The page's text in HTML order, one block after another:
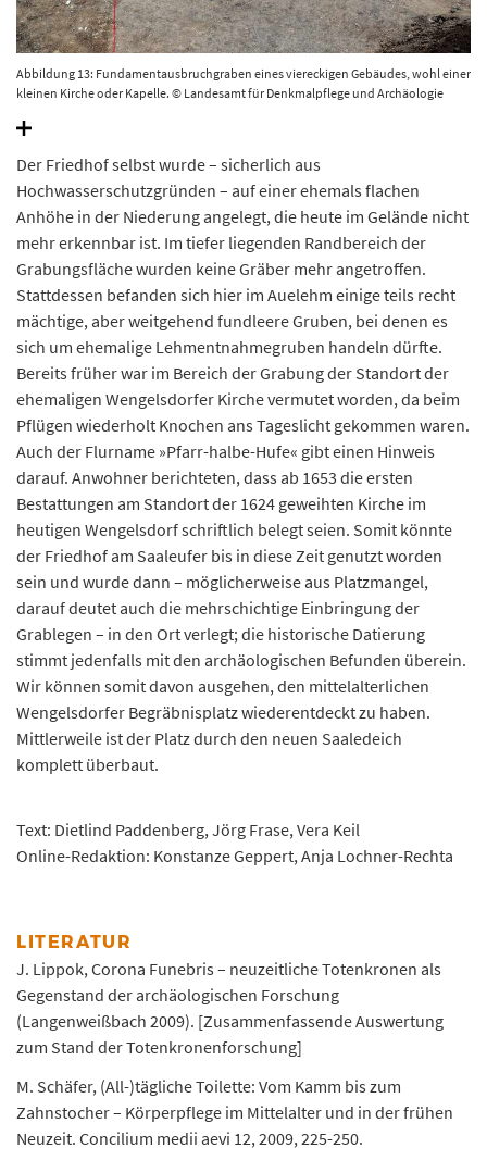
Abbildung 13: Fundamentausbruchgraben eines viereckigen Gebäudes, wohl einer
kleinen Kirche oder Kapelle. © Landesamt für Denkmalpflege und Archäologie
Der Friedhof selbst wurde – sicherlich aus
Hochwasserschutzgründen – auf einer ehemals flachen
Anhöhe in der Niederung angelegt, die heute im Gelände nicht
mehr erkennbar ist. Im tiefer liegenden Randbereich der
Grabungsfläche wurden keine Gräber mehr angetroffen.
Stattdessen befanden sich hier im Auelehm einige teils recht
mächtige, aber weitgehend fundleere Gruben, bei denen es
sich um ehemalige Lehmentnahmegruben handeln dürfte.
Bereits früher war im Bereich der Grabung der Standort der
ehemaligen Wengelsdorfer Kirche vermutet worden, da beim
Pflügen wiederholt Knochen ans Tageslicht gekommen waren.
Auch der Flurname »Pfarr-halbe-Hufe« gibt einen Hinweis
darauf. Anwohner berichteten, dass ab 1653 die ersten
Bestattungen am Standort der 1624 geweihten Kirche im
heutigen Wengelsdorf schriftlich belegt seien. Somit könnte
der Friedhof am Saaleufer bis in diese Zeit genutzt worden
sein und wurde dann – möglicherweise aus Platzmangel,
darauf deutet auch die mehrschichtige Einbringung der
Grablegen – in den Ort verlegt; die historische Datierung
stimmt jedenfalls mit den archäologischen Befunden überein.
Wir können somit davon ausgehen, den mittelalterlichen
Wengelsdorfer Begräbnisplatz wiederentdeckt zu haben.
Mittlerweile ist der Platz durch den neuen Saaledeich
komplett überbaut.
Text: Dietlind Paddenberg, Jörg Frase, Vera Keil
Online-Redaktion: Konstanze Geppert, Anja Lochner-Rechta
LITERATUR
J. Lippok, Corona Funebris – neuzeitliche Totenkronen als
Gegenstand der archäologischen Forschung
(Langenweißbach 2009). [Zusammenfassende Auswertung
zum Stand der Totenkronenforschung]
M. Schäfer, (All-)tägliche Toilette: Vom Kamm bis zum
Zahnstocher – Körperpflege im Mittelalter und in der frühen
Neuzeit. Concilium medii aevi 12, 2009, 225-250.